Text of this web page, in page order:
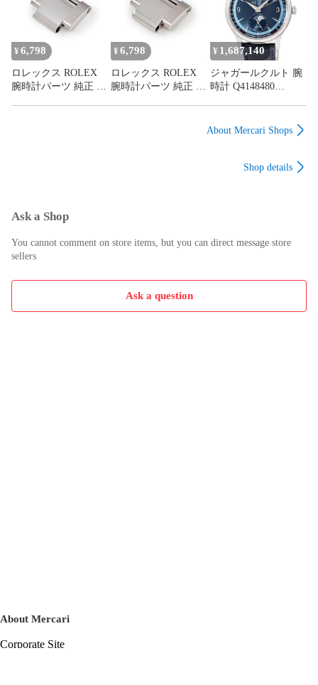
交換 予備 ベルト ブ
レス バンド 15.5mm
シルバー 【中古】
交換 予備 ベルト ブ
レス バンド 15.5mm
シルバー 【中古】
交換 予備 ベルト ブ
レス バンド 15.5mm
シルバー 【中古】
¥ 6,798
ロレックス ROLEX
腕時計パーツ 純正 オ
¥ 6,798
ロレックス ROLEX
腕時計パーツ 純正 オ
¥ 1,687,140
ジャガールクルト 腕
時計 Q4148480
About Mercari Shops
Shop details
Ask a Shop
You cannot comment on store items, but you can direct message store
sellers
Ask a question
About Mercari
Corporate Site